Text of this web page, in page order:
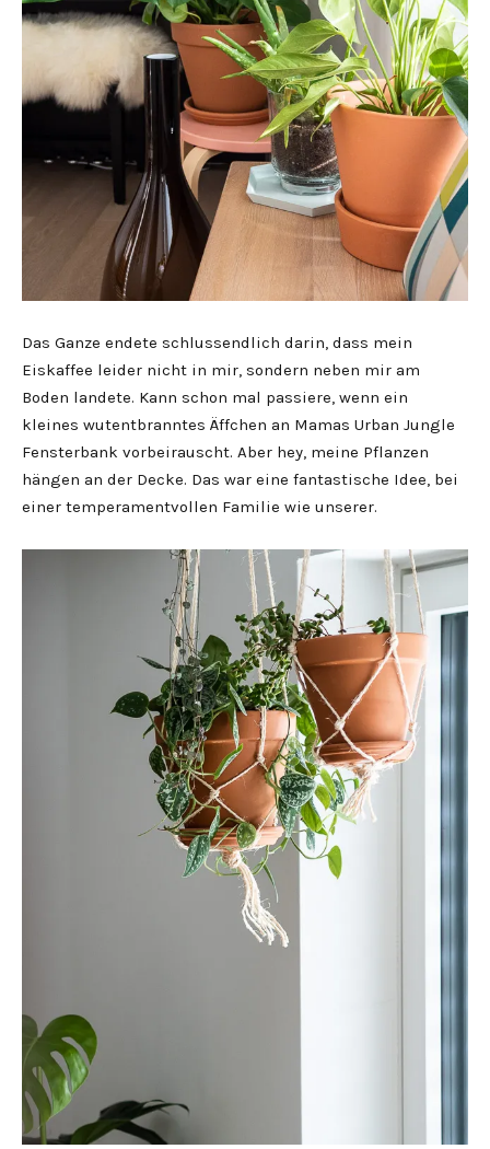
Das Ganze endete schlussendlich darin, dass mein
Eiskaffee leider nicht in mir, sondern neben mir am
Boden landete. Kann schon mal passiere, wenn ein
kleines wutentbranntes Äffchen an Mamas Urban Jungle
Fensterbank vorbeirauscht. Aber hey, meine Pflanzen
hängen an der Decke. Das war eine fantastische Idee, bei
einer temperamentvollen Familie wie unserer.